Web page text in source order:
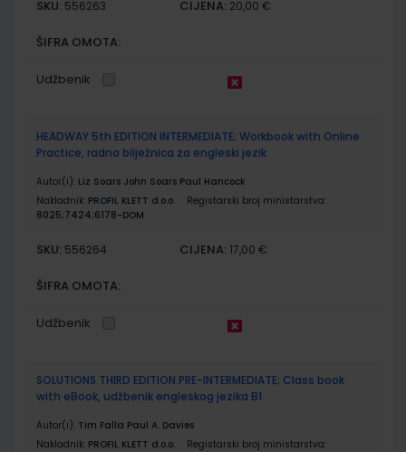
SKU: 556263 CIJENA: 20,00 €
ŠIFRA OMOTA:
Udžbenik
HEADWAY 5th EDITION INTERMEDIATE; Workbook with Online
Practice, radna bilježnica za engleski jezik
Autor(i): Liz Soars John Soars Paul Hancock
Nakladnik: PROFIL KLETT d.o.o.
Registarski broj ministarstva:
8025;7424;6178-DOM
SKU: 556264 CIJENA: 17,00 €
ŠIFRA OMOTA:
Udžbenik
SOLUTIONS THIRD EDITION PRE-INTERMEDIATE; Class book
with eBook, udžbenik engleskog jezika B1
Autor(i): Tim Falla Paul A. Davies
Nakladnik: PROFIL KLETT d.o.o.
Registarski broj ministarstva: